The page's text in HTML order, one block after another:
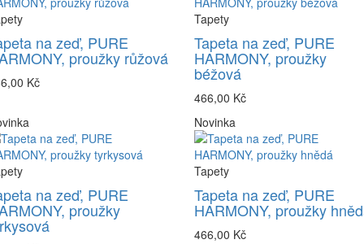
na zeď, PURE
proužky růžová
Kč
Tapety
Tapeta na zeď, PURE
HARMONY, proužky
béžová
466,00 Kč
na zeď, PURE
proužky
Novinka
Tapety
Tapeta na zeď, PURE
HARMONY, proužky
466,00 Kč